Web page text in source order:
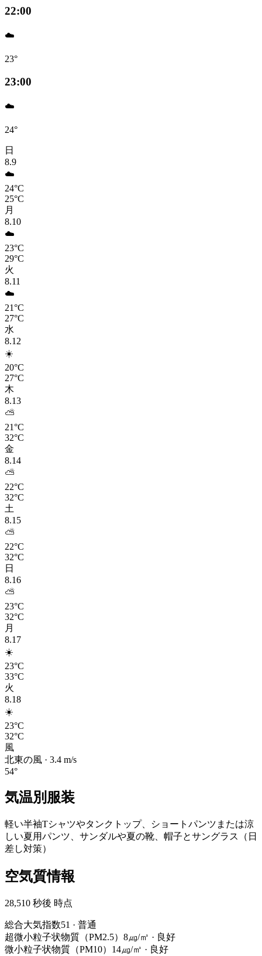
22:00
☁️
23°
23:00
☁️
24°
日
8.9
☁️
24°C
25°C
月
8.10
☁️
23°C
29°C
火
8.11
☁️
21°C
27°C
水
8.12
☀️
20°C
27°C
木
8.13
⛅
21°C
32°C
金
8.14
⛅
22°C
32°C
土
8.15
⛅
22°C
32°C
日
8.16
⛅
23°C
32°C
月
8.17
☀️
23°C
33°C
火
8.18
☀️
23°C
32°C
風
北東の風 · 3.4 m/s
54°
気温別服装
軽い半袖Tシャツやタンクトップ、ショートパンツまたは涼
しい夏用パンツ、サンダルや夏の靴、帽子とサングラス（日
差し対策）
空気質情報
28,510 秒後 時点
総合大気指数51 · 普通
超微小粒子状物質（PM2.5） 8㎍/㎥ · 良好
微小粒子状物質（PM10） 14㎍/㎥ · 良好